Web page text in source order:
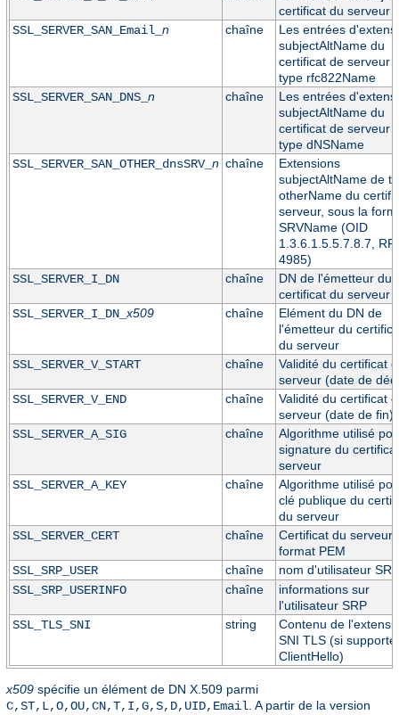
certificat du serveur
SSL_SERVER_SAN_Email_ n chaîne
Les entrées
subjectAltName du
certificat de serveur
type rfc822Name
SSL_SERVER_SAN_DNS_ n chaîne
Les entrées
subjectAltName du
certificat de serveur
type dNSName
SSL_SERVER_SAN_OTHER_dnsSRV_ n chaîne
Extensions
subjectAltName de
otherName du
serveur, sous la
SRVName (OID
1.3.6.1.5.5.7.8.7,
4985)
SSL_SERVER_I_DN
chaîne
DN de l'émetteur du
certificat du serveur
SSL_SERVER_I_DN_x509 chaîne
Elément du DN de
l'émetteur du
du serveur
SSL_SERVER_V_START
chaîne
Validité du certificat
serveur (date de
SSL_SERVER_V_END
chaîne
Validité du certificat
serveur (date de fin)
SSL_SERVER_A_SIG
chaîne
Algorithme utilisé
signature du
serveur
SSL_SERVER_A_KEY
chaîne
Algorithme utilisé
clé publique du
du serveur
SSL_SERVER_CERT
chaîne
Certificat du serveur
format PEM
SSL_SRP_USER
chaîne
nom d'utilisateur SRP
SSL_SRP_USERINFO
chaîne
informations sur
l'utilisateur SRP
SSL_TLS_SNI
string
Contenu de
SNI TLS (si
ClientHello)
x509 spécifie un élément de DN X.509 parmi
C,ST,L,O,OU,CN,T,I,G,S,D,UID,Email. A partir de la version